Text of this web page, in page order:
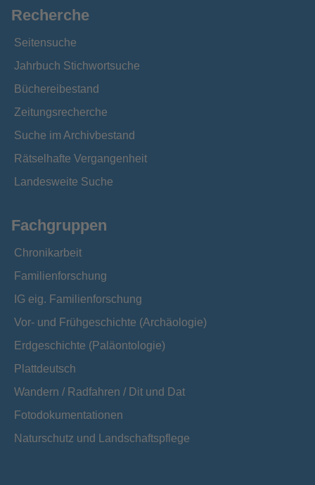
Recherche
Seitensuche
Jahrbuch Stichwortsuche
Büchereibestand
Zeitungsrecherche
Suche im Archivbestand
Rätselhafte Vergangenheit
Landesweite Suche
Fachgruppen
Chronikarbeit
Familienforschung
IG eig. Familienforschung
Vor- und Frühgeschichte (Archäologie)
Erdgeschichte (Paläontologie)
Plattdeutsch
Wandern / Radfahren / Dit und Dat
Fotodokumentationen
Naturschutz und Landschaftspflege